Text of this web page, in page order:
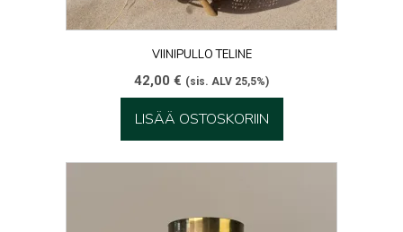
VIINIPULLO TELINE
42,00 € (sis. ALV 25,5%)
LISÄÄ OSTOSKORIIN